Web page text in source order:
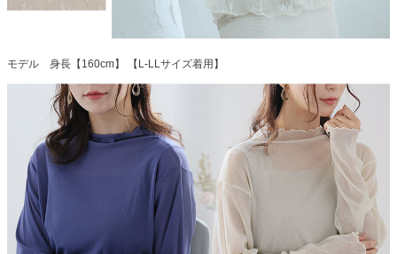
モデル 身長【160cm】 【L-LLサイズ着用】